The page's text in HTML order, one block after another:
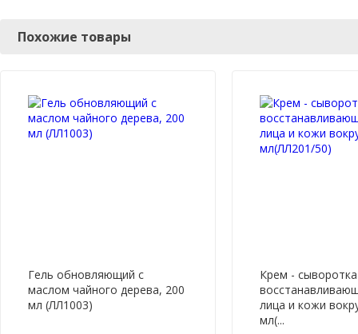
Похожие товары
Гель обновляющий с
маслом чайного дерева, 200
мл (ЛЛ1003)
Крем - сыворотка
лица и кожи
мл(...